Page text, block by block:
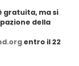
gratuita, ma si
della
entro il 22